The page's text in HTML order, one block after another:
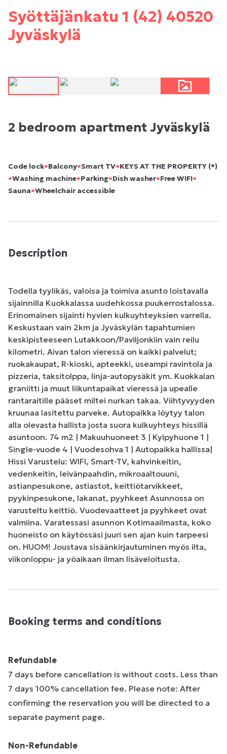
Syöttäjänkatu 1 (42) 40520
Jyväskylä
2 bedroom apartment Jyväskylä
Code lock•Balcony•Smart TV•KEYS AT THE PROPERTY (*)
•Washing machine•Parking•Dish washer•Free WIFI•
Sauna•Wheelchair accessible
Description
Todella tyylikäs, valoisa ja toimiva asunto loistavalla
sijainnilla Kuokkalassa uudehkossa puukerrostalossa.
Erinomainen sijainti hyvien kulkuyhteyksien varrella.
Keskustaan vain 2km ja Jyväskylän tapahtumien
keskipisteeseen Lutakkoon/Paviljonkiin vain reilu
kilometri. Aivan talon vieressä on kaikki palvelut;
ruokakaupat, R-kioski, apteekki, useampi ravintola ja
pizzeria, taksitolppa, linja-autopysäkit ym. Kuokkalan
graniitti ja muut liikuntapaikat vieressä ja upealle
rantaraitille pääset miltei nurkan takaa. Viihtyvyyden
kruunaa lasitettu parveke. Autopaikka löytyy talon
alla olevasta hallista josta suora kulkuyhteys hissillä
asuntoon. 74 m2 | Makuuhuoneet 3 | Kylpyhuone 1 |
Single-vuode 4 | Vuodesohva 1 | Autopaikka hallissa|
Hissi Varustelu: WIFI, Smart-TV, kahvinkeitin,
vedenkeitin, leivänpaahdin, mikroaaltouuni,
astianpesukone, astiastot, keittiötarvikkeet,
pyykinpesukone, lakanat, pyyhkeet Asunnossa on
varusteltu keittiö. Vuodevaatteet ja pyyhkeet ovat
valmiina. Varatessasi asunnon Kotimaailmasta, koko
huoneisto on käytössäsi juuri sen ajan kuin tarpeesi
on. HUOM! Joustava sisäänkirjautuminen myös ilta,
viikonloppu- ja yöaikaan ilman lisäveloitusta.
Booking terms and conditions
Refundable
7 days before cancellation is without costs. Less than
7 days 100% cancellation fee. Please note: After
confirming the reservation you will be directed to a
separate payment page.
Non-Refundable